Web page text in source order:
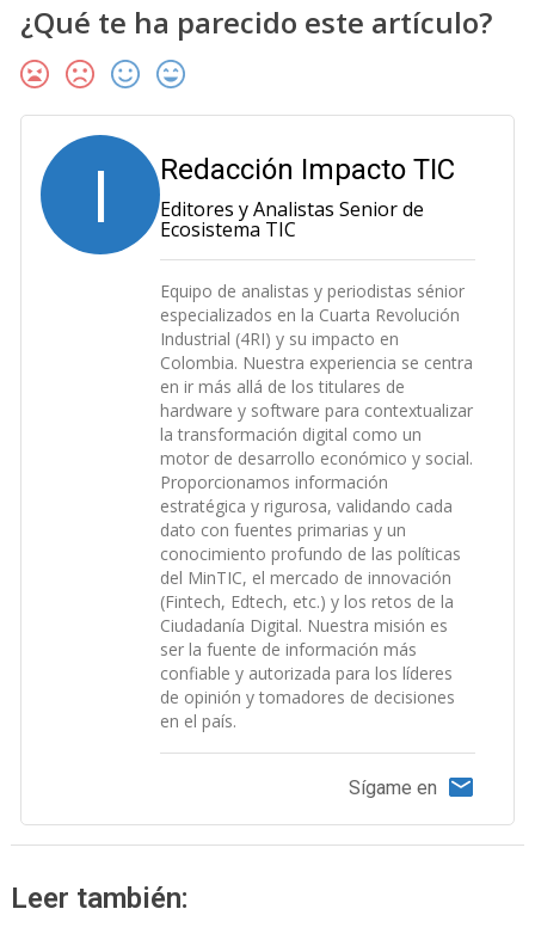
¿Qué te ha parecido este artículo?
I Redacción Impacto TIC
Editores y Analistas Senior de
Ecosistema TIC
Equipo de analistas y periodistas sénior
especializados en la Cuarta Revolución
Industrial (4RI) y su impacto en
Colombia. Nuestra experiencia se centra
en ir más allá de los titulares de
hardware y software para contextualizar
la transformación digital como un
motor de desarrollo económico y social.
Proporcionamos información
estratégica y rigurosa, validando cada
dato con fuentes primarias y un
conocimiento profundo de las políticas
del MinTIC, el mercado de innovación
(Fintech, Edtech, etc.) y los retos de la
Ciudadanía Digital. Nuestra misión es
ser la fuente de información más
confiable y autorizada para los líderes
de opinión y tomadores de decisiones
en el país.
Sígame en
Leer también: